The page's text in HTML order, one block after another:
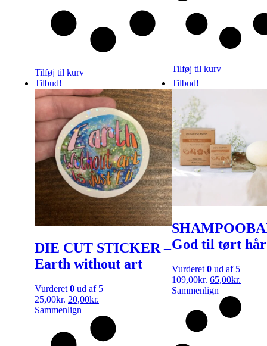
Tilføj til kurv
Tilføj til kurv
Tilbud!
DIE CUT STICKER –
Earth without art
Vurderet0 ud af 5
25,00kr. 20,00kr.
Sammenlign
Tilbud!
God til tørt hår
Vurderet0 ud af 5
109,00kr. 65,00kr.
Sammenlign